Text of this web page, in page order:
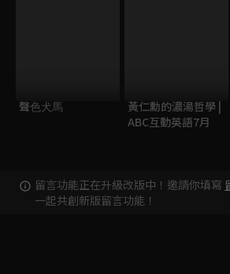
聲⾊⽝⾺
黃仁勳的濃湯哲學 |
ABC互動英語7月
留言功能正在升級改版中！邀請你填寫
一起共創新版留言功能！